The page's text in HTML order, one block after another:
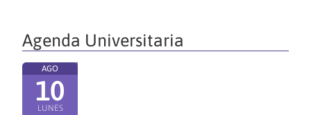
Agenda Universitaria
AGO
10
LUNES